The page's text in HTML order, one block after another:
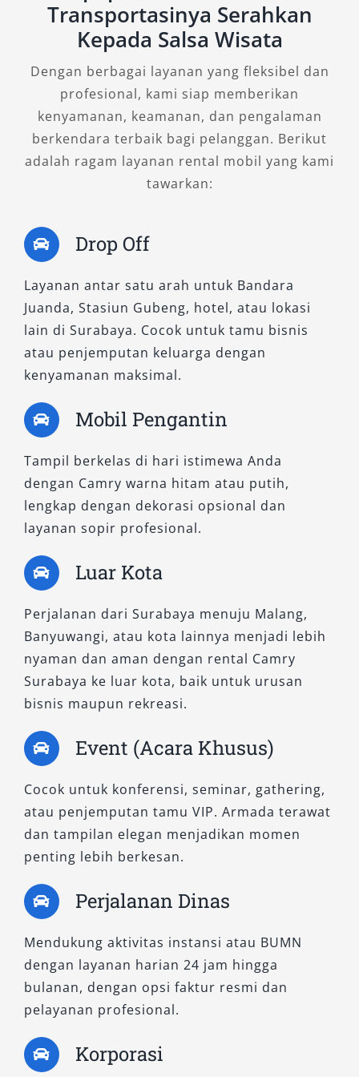
untuk Anda yang menginginkan keseimbangan
antara kenyamanan dan performa saat
berkendara di dalam kota maupun perjalanan
antar kota.
Interiornya dirancang ergonomis dengan kabin
luas dan material premium, cocok untuk
menunjang kenyamanan perjalanan harian
maupun kegiatan korporat. Fitur keselamatan
Mobil ini tersedia dalam layanan rental Camry
Surabaya dengan sopir, atau lepas kunci bagi
Anda yang lebih suka menyetir sendiri. Opsi
sewa harian 24 jam, mingguan, hingga bulanan
dapat dipilih sesuai kebutuhan.
2. Camry Hybrid
Bagi pelanggan yang mengutamakan teknologi
ramah lingkungan dan efisiensi bahan bakar,
Camry Hybrid merupakan pilihan ideal. Varian
ini menggabungkan mesin bensin dan motor
listrik, menjadikannya hemat konsumsi BBM
tanpa mengorbankan tenaga. Cocok digunakan
untuk keperluan eksekutif, penjemputan tamu
penting di Bandara Juanda, atau perjalanan
tinggi.
Camry Hybrid dikenal dengan sensasi
berkendara yang senyap dan responsif. Fitur
modern seperti panoramic view monitor, head-
up display, serta sistem navigasi digital
meningkatkan kenyamanan dan keamanan di
Camry Surabaya terbaru tipe Hybrid dengan
armada warna hitam dan putih yang selalu
dalam kondisi prima.
V A/T dan Camry Hybrid—merupakan
representasi sedan mewah dengan teknologi
dan kenyamanan terbaik di kelasnya. Dengan
pilihan sewa murah, terdekat, dan layanan
berkualitas, Salsa Wisata siap menjadi mitra
perjalanan terpercaya Anda di Surabaya dan
sekitarnya.
Transportasinya Serahkan
Kepada Salsa Wisata
Dengan berbagai layanan yang fleksibel dan
profesional, kami siap memberikan
kenyamanan, keamanan, dan pengalaman
berkendara terbaik bagi pelanggan. Berikut
adalah ragam layanan rental mobil yang kami
tawarkan:
Drop Off
Layanan antar satu arah untuk Bandara
Juanda, Stasiun Gubeng, hotel, atau lokasi
lain di Surabaya. Cocok untuk tamu bisnis
atau penjemputan keluarga dengan
kenyamanan maksimal.
Mobil Pengantin
Tampil berkelas di hari istimewa Anda
dengan Camry warna hitam atau putih,
lengkap dengan dekorasi opsional dan
layanan sopir profesional.
Luar Kota
Perjalanan dari Surabaya menuju Malang,
Banyuwangi, atau kota lainnya menjadi lebih
nyaman dan aman dengan rental Camry
Surabaya ke luar kota, baik untuk urusan
bisnis maupun rekreasi.
Event (Acara Khusus)
Cocok untuk konferensi, seminar, gathering,
atau penjemputan tamu VIP. Armada terawat
dan tampilan elegan menjadikan momen
penting lebih berkesan.
Perjalanan Dinas
Mendukung aktivitas instansi atau BUMN
dengan layanan harian 24 jam hingga
bulanan, dengan opsi faktur resmi dan
pelayanan profesional.
Korporasi